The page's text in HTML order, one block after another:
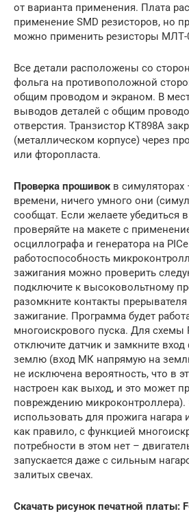
от варианта применения. Плата
применение SMD резисторов, но
можно применить резисторы МЛТ-
Все детали расположены со
фольга на противоположной
общим проводом и экраном. В
выводов деталей с общим
отверстия. Транзистор КТ898А
(металлическом корпусе) через
или фторопласта.
Проверка прошивокв симуляторах
времени, ничего умного они
сообщат. Если желаете убедиться
проверяйте на макете с
осциллографа и генератора на
работоспособность
зажигания можно проверить
подключите к высоковольтному
разомкните контакты
зажигание. Программа будет
многоискрового пуска. Для схемы
отключите датчик и замкните
землю (вход МК напрямую на
не исключена вероятность, что в
настроен как выход, и это может
повреждению
использовать для прожига нагара
как правило, с функцией
потребности в этом нет –
запускается даже с сильным
залитых свечах.
Скачать рисунок печатной платы: